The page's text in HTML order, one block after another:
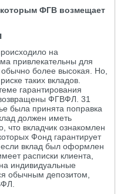
ФГВ возмещает
на
привлекательны для
более высокая. Но,
таких вкладов.
гарантирования
ФГВФЛ. 31
была принята поправка
должен иметь
что вкладчик ознакомлен
Фонд гарантирует
вклад был оформлен
расписки клиента,
индивидуальные
обычным депозитом,